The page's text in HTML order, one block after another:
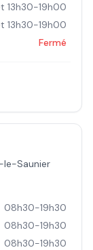
13h30-19h00
13h30-19h00
Fermé
le-Saunier
08h30-19h30
08h30-19h30
08h30-19h30